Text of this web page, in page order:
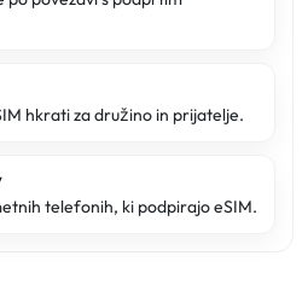
hkrati za družino in prijatelje.
telefonih, ki podpirajo eSIM.